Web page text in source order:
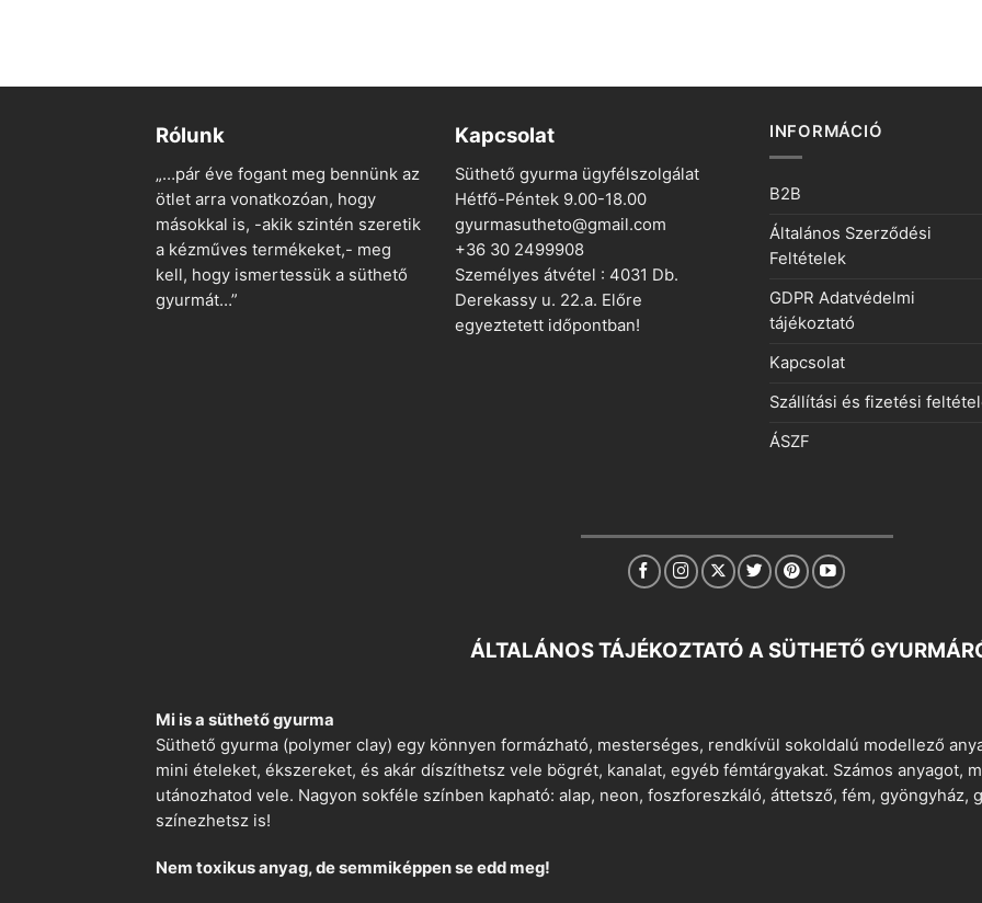
Rólunk
„…pár éve fogant meg bennünk az
ötlet arra vonatkozóan, hogy
másokkal is, -akik szintén szeretik
a kézműves termékeket,- meg
kell, hogy ismertessük a süthető
gyurmát…”
Kapcsolat
Süthető gyurma ügyfélszolgálat
Hétfő-Péntek 9.00-18.00
gyurmasutheto@gmail.com
+36 30 2499908
Személyes átvétel : 4031 Db.
Derekassy u. 22.a. Előre
egyeztetett időpontban!
INFORMÁCIÓ
B2B
Általános Szerződési
Feltételek
GDPR Adatvédelmi
tájékoztató
Kapcsolat
Szállítási és fizetési
ÁSZF
ÁLTALÁNOS TÁJÉKOZTATÓ A SÜTHETŐ
Mi is a süthető gyurma
Süthető gyurma (polymer clay) egy könnyen formázható, mesterséges, rendkívül sokoldalú modellező
mini ételeket, ékszereket, és akár díszíthetsz vele bögrét, kanalat, egyéb fémtárgyakat. Számos anyagot,
utánozhatod vele. Nagyon sokféle színben kapható: alap, neon, foszforeszkáló, áttetsző, fém, gyöngyház,
színezhetsz is!
Nem toxikus anyag, de semmiképpen se edd meg!